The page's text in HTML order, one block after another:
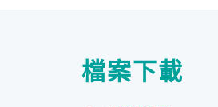
檔案下載